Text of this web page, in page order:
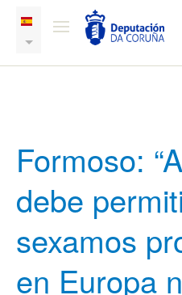
Formoso:
debe
sexamos
en Europa